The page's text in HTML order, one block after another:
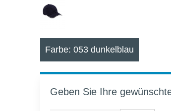
Farbe: 053 dunkelblau
Geben Sie Ihre